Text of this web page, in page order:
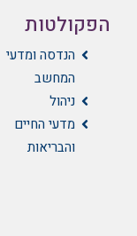
הפקולטות
הנדסה ומדעי
המחשב
ניהול
מדעי החיים
והבריאות